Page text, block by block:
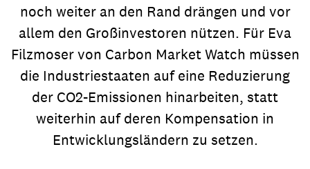
noch weiter an den Rand drängen und vor
allem den Großinvestoren nützen. Für Eva
Filzmoser von Carbon Market Watch müssen
die Industriestaaten auf eine Reduzierung
der CO2-Emissionen hinarbeiten, statt
weiterhin auf deren Kompensation in
Entwicklungsländern zu setzen.